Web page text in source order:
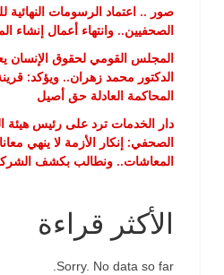
صور .. اعتماد الرسومات النهائية
الصحفيين.. وانتهاء أعمال إنشاء
المجلس القومي لحقوق الإنسان
الدكتور محمد زهران.. ويؤكد:
المحاكمة العادلة حق أصيل
دار الخدمات ترد على رئيس هيئة
الصحفي: إنكار الأزمة لا ينهي
المعاشات.. ونطالب بكشف
الأكثر قراءة
Sorry. No data so far.